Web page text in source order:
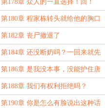
第178章 众人的一直选择！回！
第180章 程家栋转头就给他的胸口
来了一刀！
第182章 丧尸撤退了
第184章 还没断奶吗？一回来就先
问你爸在哪儿！
第186章 是我没本事，没能护住唐
糖
第188章 我们有权利拒绝吗？
第190章 你是怎么有脸说出这种话